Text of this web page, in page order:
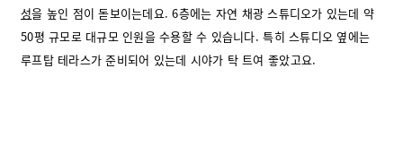
성을 높인 점이 돋보이는데요.6층에는 자연 채광 스튜디오가 있는데 약
50평 규모로 대규모 인원을 수용할 수 있습니다. 특히 스튜디오 옆에는
루프탑 테라스가 준비되어 있는데 시야가 탁 트여 좋았고요.